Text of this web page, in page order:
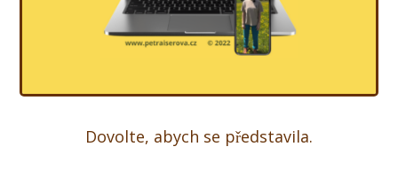
Dovolte, abych se představila.